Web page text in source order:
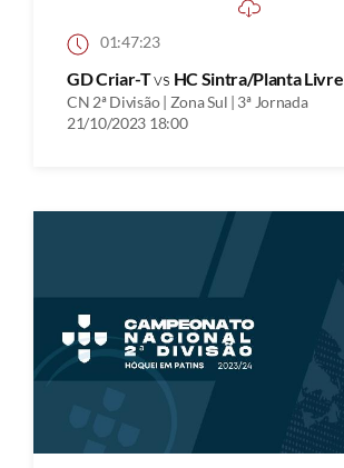
01:47:23
GD Criar-Tvs HC Sintra/Planta Livre
CN 2ª Divisão | Zona Sul | 3ª Jornada
21/10/2023 18:00